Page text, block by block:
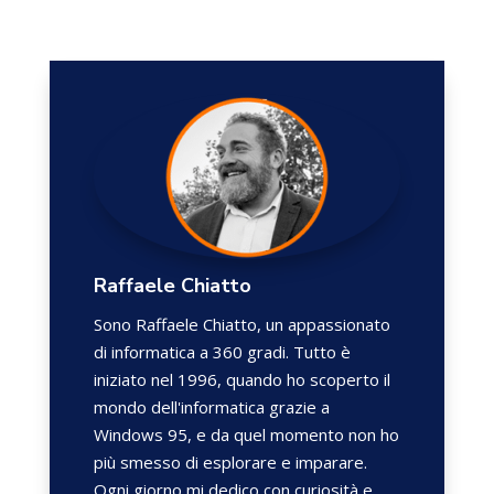
Raffaele Chiatto
Sono Raffaele Chiatto, un appassionato
di informatica a 360 gradi. Tutto è
iniziato nel 1996, quando ho scoperto il
mondo dell'informatica grazie a
Windows 95, e da quel momento non ho
più smesso di esplorare e imparare.
Ogni giorno mi dedico con curiosità e